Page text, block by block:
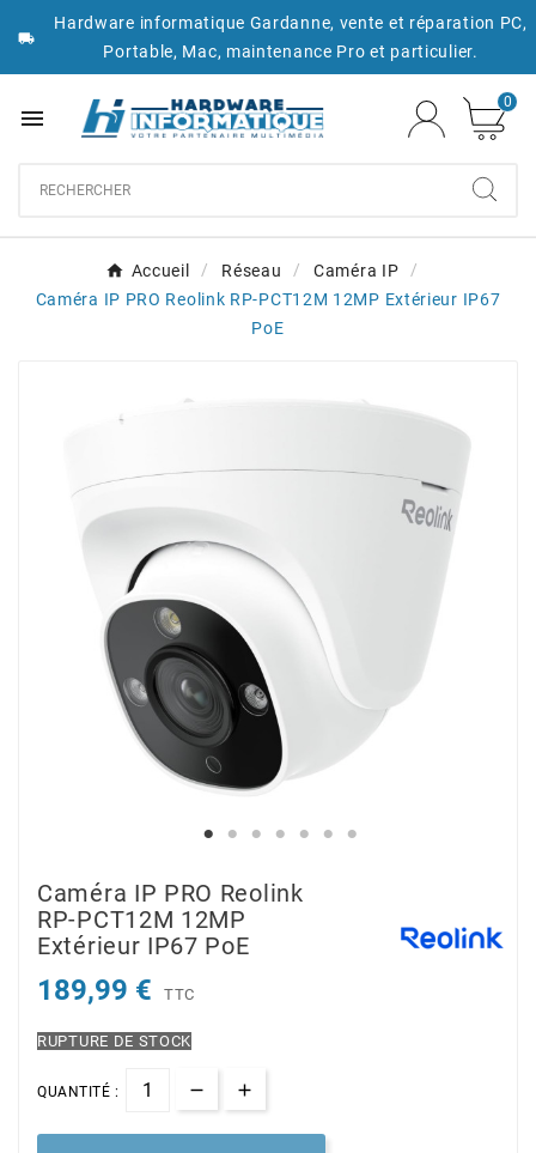

Hardware informatique Gardanne, vente et réparation PC,
Portable, Mac, maintenance Pro et particulier.

0
Accueil Réseau
Caméra IP
Caméra IP PRO Reolink RP-PCT12M 12MP Extérieur IP67
PoE
Caméra IP PRO Reolink
RP-PCT12M 12MP
Extérieur IP67 PoE
189,99 € TTC
RUPTURE DE STOCK
QUANTITÉ :